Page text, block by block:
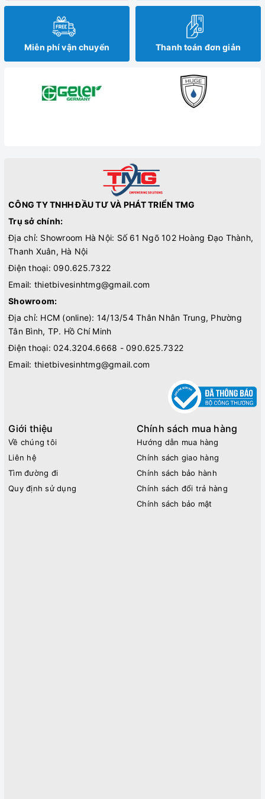
Miễn phí vận chuyển Thanh toán đơn giản
CÔNG TY TNHH ĐẦU TƯ VÀ PHÁT TRIỂN TMG
Trụ sở chính:
Địa chỉ: Showroom Hà Nội: Số 61 Ngõ 102 Hoàng Đạo Thành,
Thanh Xuân, Hà Nội
Điện thoại: 090.625.7322
Email: thietbivesinhtmg@gmail.com
Showroom:
Địa chỉ: HCM (online): 14/13/54 Thân Nhân Trung, Phường
Tân Bình, TP. Hồ Chí Minh
Điện thoại: 024.3204.6668 - 090.625.7322
Email: thietbivesinhtmg@gmail.com
Giới thiệu
Về chúng tôi
Liên hệ
Tìm đường đi
Quy định sử dụng
Chính sách mua hàng
Hướng dẫn mua hàng
Chính sách giao hàng
Chính sách bảo hành
Chính sách đổi trả hàng
Chính sách bảo mật